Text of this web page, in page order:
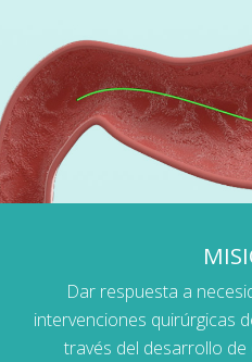
Dar respuesta a
intervenciones quirúrgicas
través del desarrollo